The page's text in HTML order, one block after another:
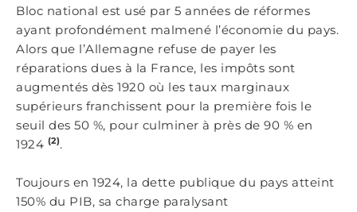
Bloc national est usé par 5 années de réformes
ayant profondément malmené l’économie du pays.
Alors que l’Allemagne refuse de payer les
réparations dues à la France, les impôts sont
augmentés dès 1920 où les taux marginaux
supérieurs franchissent pour la première fois le
seuil des 50 %, pour culminer à près de 90 % en
1924 (2).
Toujours en 1924, la dette publique du pays atteint
150% du PIB, sa charge paralysant